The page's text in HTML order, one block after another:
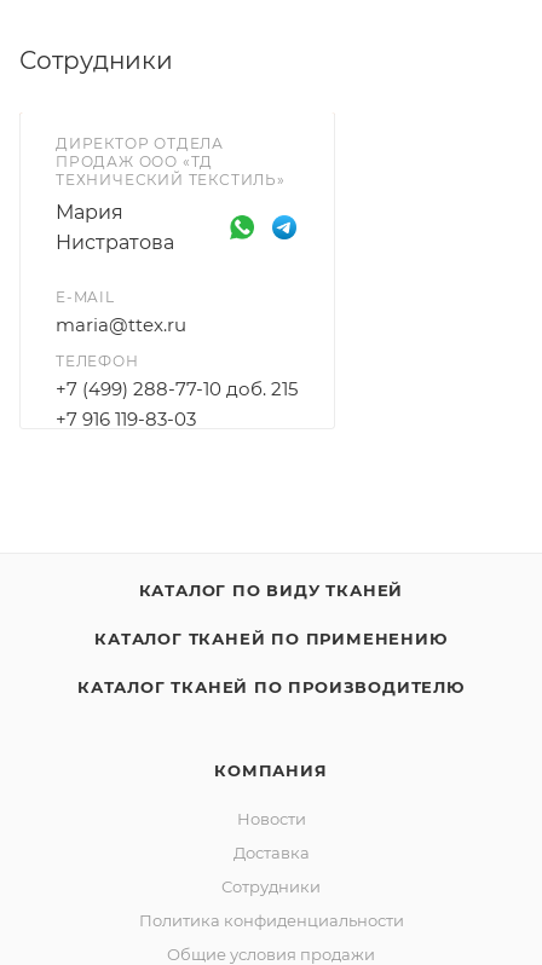
Сотрудники
ДИРЕКТОР ОТДЕЛА
ПРОДАЖ ООО «ТД
ТЕХНИЧЕСКИЙ ТЕКСТИЛЬ»
Мария
Нистратова
E-MAIL
maria@ttex.ru
ТЕЛЕФОН
+7 (499) 288-77-10 доб. 215
+7 916 119-83-03
КАТАЛОГ ПО ВИДУ ТКАНЕЙ
КАТАЛОГ ТКАНЕЙ ПО ПРИМЕНЕНИЮ
КАТАЛОГ ТКАНЕЙ ПО ПРОИЗВОДИТЕЛЮ
КОМПАНИЯ
Новости
Доставка
Сотрудники
Политика конфиденциальности
Общие условия продажи